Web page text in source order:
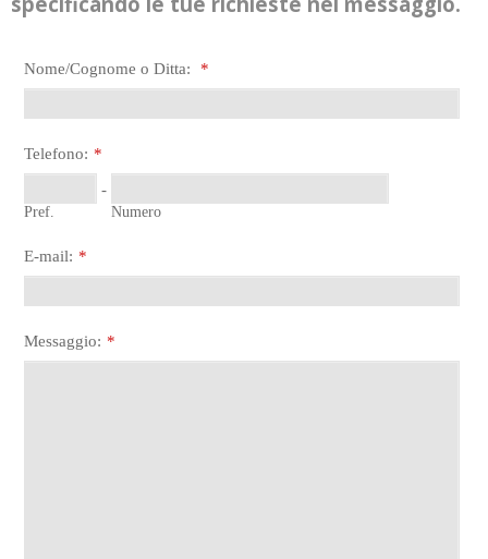
Nome/Cognome o Ditta: *
Telefono: *
Pref.
-
Numero
E-mail: *
Messaggio: *